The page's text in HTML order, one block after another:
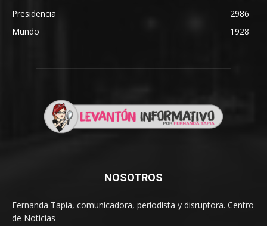
Presidencia
2986
Mundo
1928
NOSOTROS
Fernanda Tapia, comunicadora, periodista y disruptora. Centro
de Noticias